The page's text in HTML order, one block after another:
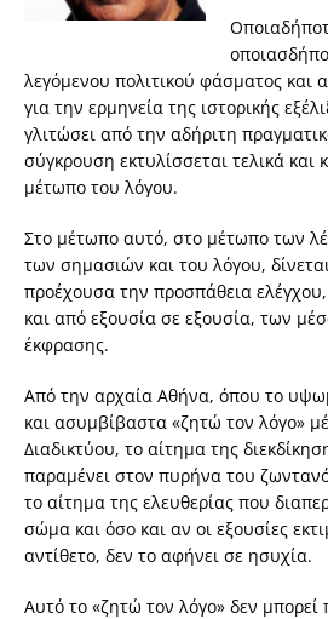
λεγόμενου πολιτικού φάσματος και
για την ερμηνεία της ιστορικής
γλιτώσει από την αδήριτη
σύγκρουση εκτυλίσσεται τελικά και
μέτωπο του λόγου.
Στο μέτωπο αυτό, στο μέτωπο των
των σημασιών και του λόγου,
προέχουσα την προσπάθεια
και από εξουσία σε εξουσία, των
έκφρασης.
Από την αρχαία Αθήνα, όπου το
και ασυμβίβαστα «ζητώ τον λόγο»
Διαδικτύου, το αίτημα της
παραμένει στον πυρήνα του
το αίτημα της ελευθερίας που
σώμα και όσο και αν οι εξουσίες
αντίθετο, δεν το αφήνει σε ησυχία.
Αυτό το «ζητώ τον λόγο» δεν μπορεί